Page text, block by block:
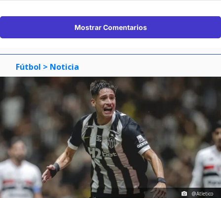
Mostrar Comentarios
Fútbol > Noticia
@Atletico